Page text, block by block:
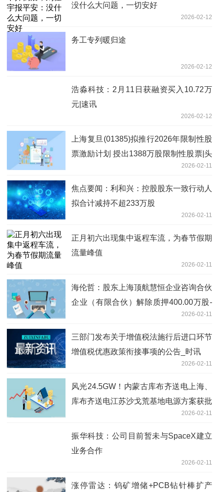
没什么大问题，一切安好
2026-02-12
务工专列暖归途
2026-02-12
浩淼科技：2月11日获融资买入10.72万
元|速讯
2026-02-12
上海复旦(01385)拟推行2026年限制性股
票激励计划 授出1388万股限制性股票|头
2026-02-11
焦点要闻：利和兴：控股股东一致行动人
拟合计减持不超233万股
2026-02-11
正月初六出现集中返程车流，为春节假期
流量峰值
2026-02-11
海伦哲：股东上海顶航慧恒企业咨询合伙
企业（有限合伙）解除质押400.00万股-
2026-02-11
三部门发布关于增值税法施行后进口环节
增值税优惠政策衔接事项的公告_时讯
2026-02-11
风光24.5GW！内蒙古库布齐送电上海、
库布齐送电江苏沙戈荒基地电源方案获批
2026-02-11
振华科技：公司目前暂未与SpaceX建立
业务合作
2026-02-11
涨停雷达：钨矿增储+PCB钻针棒扩产